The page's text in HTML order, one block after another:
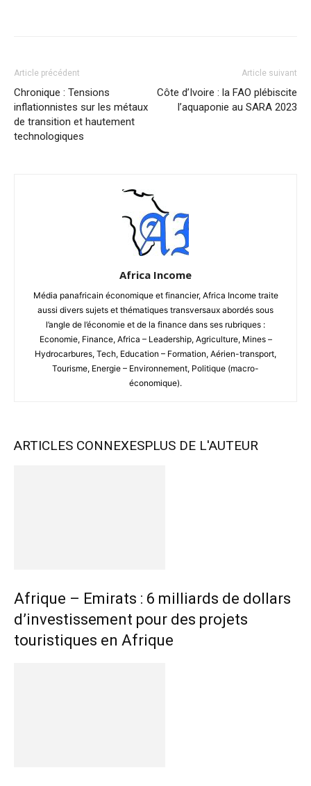
Article précédent
Chronique : Tensions
inflationnistes sur les métaux
de transition et hautement
technologiques
Article suivant
Côte d’Ivoire : la FAO plébiscite
l’aquaponie au SARA 2023
Africa Income
Média panafricain économique et financier, Africa Income traite
aussi divers sujets et thématiques transversaux abordés sous
l’angle de l’économie et de la finance dans ses rubriques :
Economie, Finance, Africa – Leadership, Agriculture, Mines –
Hydrocarbures, Tech, Education – Formation, Aérien-transport,
Tourisme, Energie – Environnement, Politique (macro-
économique).
ARTICLES CONNEXESPLUS DE L'AUTEUR
Afrique – Emirats : 6 milliards de dollars
d’investissement pour des projets
touristiques en Afrique